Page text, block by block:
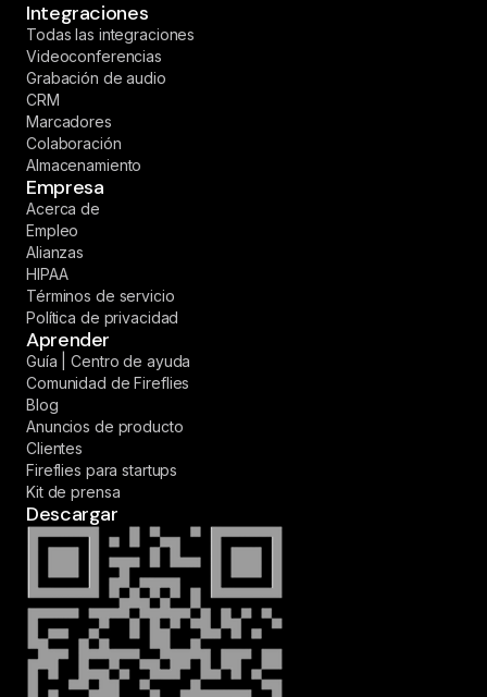
Integraciones
Todas las integraciones
Videoconferencias
Grabación de audio
CRM
Marcadores
Colaboración
Almacenamiento
Empresa
Acerca de
Empleo
Alianzas
HIPAA
Términos de servicio
Política de privacidad
Aprender
Guía | Centro de ayuda
Comunidad de Fireflies
Blog
Anuncios de producto
Clientes
Fireflies para startups
Kit de prensa
Descargar